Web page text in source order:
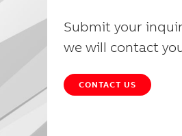
Submit your
we will contact
CONTACT US